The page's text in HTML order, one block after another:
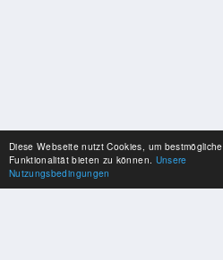
Diese Webseite nutzt Cookies, um bestmögliche
Funktionalität bieten zu können. Unsere
Nutzungsbedingungen